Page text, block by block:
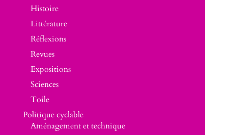
Histoire
Littérature
Réflexions
Revues
Expositions
Sciences
Toile
Politique cyclable
Aménagement et technique